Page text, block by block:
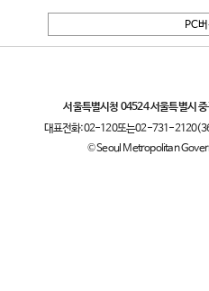
PC
서울특별시청 04524 서울특별시
대표전화:02-120또는02-731-2120
© Seoul Metropolitan